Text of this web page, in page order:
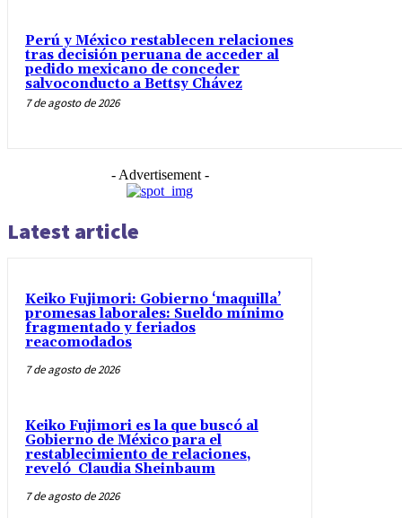
Perú y México restablecen relaciones
tras decisión peruana de acceder al
pedido mexicano de conceder
salvoconducto a Bettsy Chávez
7 de agosto de 2026
- Advertisement -
Latest article
Keiko Fujimori: Gobierno ‘maquilla’
promesas laborales: Sueldo mínimo
fragmentado y feriados
reacomodados
7 de agosto de 2026
Keiko Fujimori es la que buscó al
Gobierno de México para el
restablecimiento de relaciones,
reveló Claudia Sheinbaum
7 de agosto de 2026